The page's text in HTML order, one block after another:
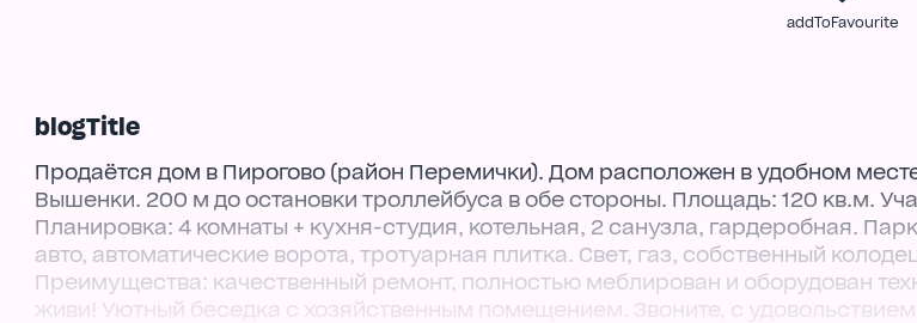
addToFavourite
blogTitle
Продаётся дом в Пирогово (район Перемички). Дом расположен в удобном
Вышенки. 200 м до остановки троллейбуса в обе стороны. Площадь: 120 кв.м.
Планировка: 4 комнаты + кухня-студия, котельная, 2 санузла, гардеробная.
авто, автоматические ворота, тротуарная плитка. Свет, газ, собственный
Преимущества: качественный ремонт, полностью меблирован и оборудован
живи! Уютный беседка с хозяйственным помещением. Звоните, с